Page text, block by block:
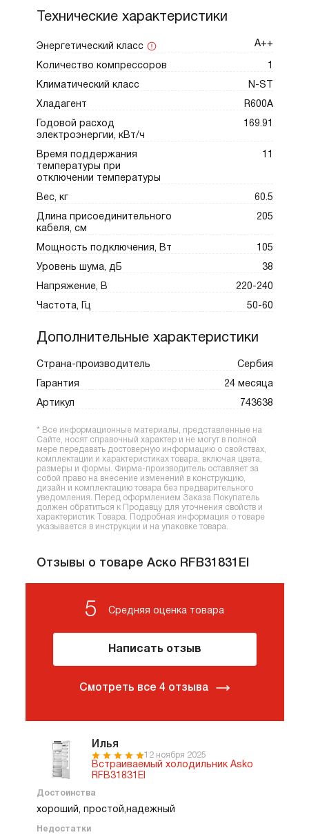
– Даже при отключении электричества
холодильник обеспечивает сохранение
низкой температуры в морозильной камере
– Благодаря климатическому классу N-ST
устройство отлично работает в условиях
нашей географической зоны, справляясь с
колебаниями температуры.
Asko RFB31831EI предоставляет все
дизайна и передовых технологий делает его
универсальным выбором для покупателей с
любыми запросами.
Технические характеристики
Энергетический класс А++
Количество компрессоров 1
Климатический класс N-ST
Хладагент R600A
Годовой расход
электроэнергии, кВт/ч
169.91
Время поддержания
температуры при
отключении температуры
11
Вес, кг 60.5
Длина присоединительного
кабеля, см
205
Мощность подключения, Вт 105
Уровень шума, дБ 38
Напряжение, В 220-240
Частота, Гц 50-60
Дополнительные характеристики
Страна-производитель Сербия
Гарантия 24 месяца
Артикул 743638
* Все информационные материалы, представленные на
Сайте, носят справочный характер и не могут в полной
мере передавать достоверную информацию о свойствах,
комплектации и характеристиках товара, включая цвета,
размеры и формы. Фирма-производитель оставляет за
собой право на внесение изменений в конструкцию,
дизайн и комплектацию товара без предварительного
уведомления. Перед оформлением Заказа Покупатель
должен обратиться к Продавцу для уточнения свойств и
характеристик Товара. Подробная информация о товаре
указывается в инструкции и на упаковке товара.
Отзывы о товаре Аско RFB31831EI
Илья
12 ноября 2025
Встраиваемый холодильник Asko
RFB31831EI
Достоинства
хороший, простой,надежный
Недостатки
5 Средняя оценка товара
Написать отзыв
Смотреть все 4 отзыва